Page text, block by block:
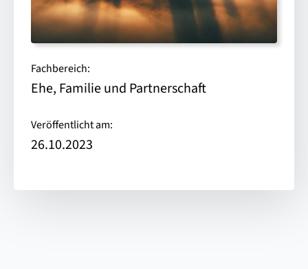
Fachbereich:
Ehe, Familie und Partnerschaft
Veröffentlicht am:
26.10.2023